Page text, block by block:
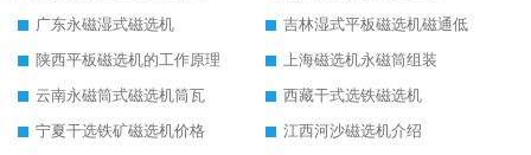
广东永磁湿式磁选机
吉林湿式平板磁选机磁通低
陕西平板磁选机的工作原理
上海磁选机永磁筒组装
云南永磁筒式磁选机筒瓦
西藏干式选铁磁选机
宁夏干选铁矿磁选机价格
江西河沙磁选机介绍